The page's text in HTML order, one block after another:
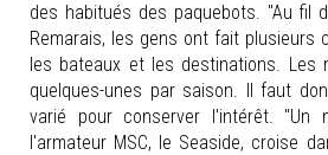
des habitués des paquebots. "Au fil
Remarais, les gens ont fait plusieurs
les bateaux et les destinations. Les
quelques-unes par saison. Il faut
varié pour conserver l'intérêt. "Un
l'armateur MSC, le Seaside, croise